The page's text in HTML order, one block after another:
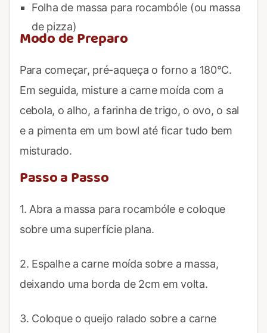
Folha de massa para rocambóle (ou massa
de pizza)
Modo de Preparo
Para começar, pré-aqueça o forno a 180°C.
Em seguida, misture a carne moída com a
cebola, o alho, a farinha de trigo, o ovo, o sal
e a pimenta em um bowl até ficar tudo bem
misturado.
Passo a Passo
1. Abra a massa para rocambóle e coloque
sobre uma superfície plana.
2. Espalhe a carne moída sobre a massa,
deixando uma borda de 2cm em volta.
3. Coloque o queijo ralado sobre a carne